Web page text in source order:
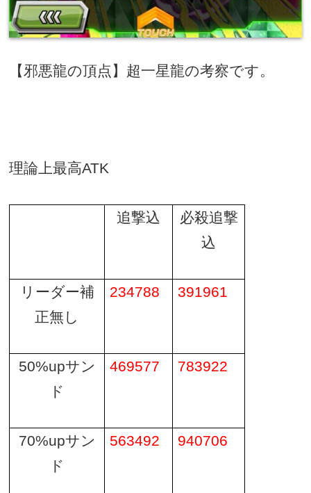
【邪悪龍の頂点】超一星龍の考察です。
理論上最高ATK
追撃込
必殺追撃
込
リーダー補
正無し
234788 391961
50%upサン
ド
469577 783922
70%upサン
ド
563492 940706